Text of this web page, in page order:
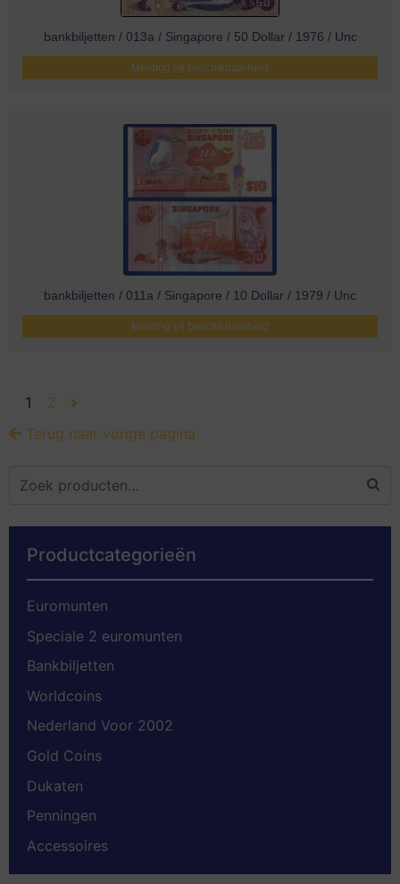
bankbiljetten / 013a / Singapore / 50 Dollar / 1976 / Unc
Melding bij beschikbaarheid
bankbiljetten / 011a / Singapore / 10 Dollar / 1979 / Unc
Melding bij beschikbaarheid
1 2
Terug naar vorige pagina
Productcategorieën
Euromunten
Speciale 2 euromunten
Bankbiljetten
Worldcoins
Nederland Voor 2002
Gold Coins
Dukaten
Penningen
Accessoires